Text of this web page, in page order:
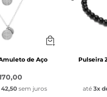
de Aço
42,50 sem juros
Pulseira
até 3x